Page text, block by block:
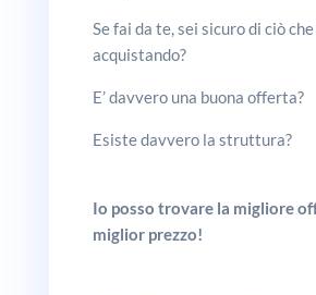
Se fai da te, sei sicuro di ciò
acquistando?
E’ davvero una buona offerta?
Esiste davvero la struttura?
Io posso trovare la migliore
miglior prezzo!